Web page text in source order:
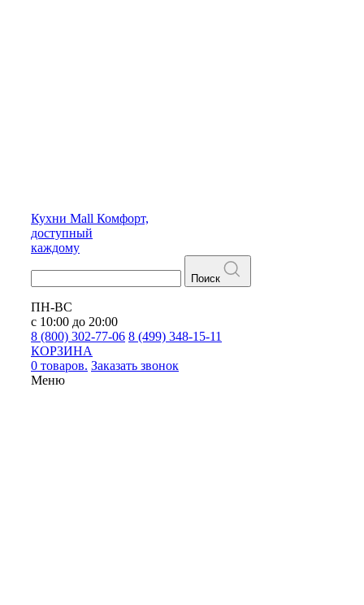
Кухни Mall Комфорт,
доступный
каждому
Поиск
ПН-ВС
с 10:00 до 20:00
8 (800) 302-77-06 8 (499) 348-15-11
КОРЗИНА
0 товаров. Заказать звонок
Меню